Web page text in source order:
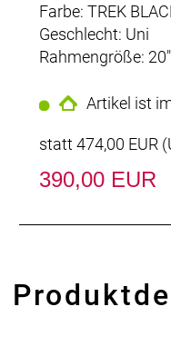
Farbe: TREK
Geschlecht: Uni
Rahmengröße:
Artikel ist
statt 474,00 EUR (
390,00 EUR